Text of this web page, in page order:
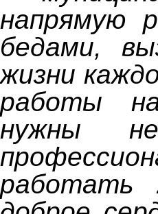
напрямую
бедами,
жизни
работы
нужны